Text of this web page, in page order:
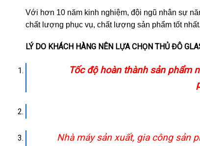
Với hơn 10 năm kinh nghiệm, đội ngũ nhân sự
chất lượng phục vụ, chất lượng sản phẩm tốt nhất.
LÝ DO KHÁCH HÀNG NÊN LỰA CHỌN THỦ ĐÔ
Tốc độ hoàn thành sản phẩm
Nhà máy sản xuất, gia công sản